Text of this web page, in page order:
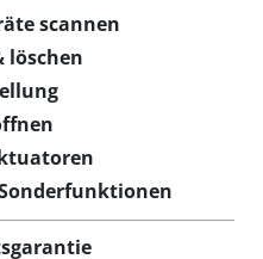
scannen
löschen